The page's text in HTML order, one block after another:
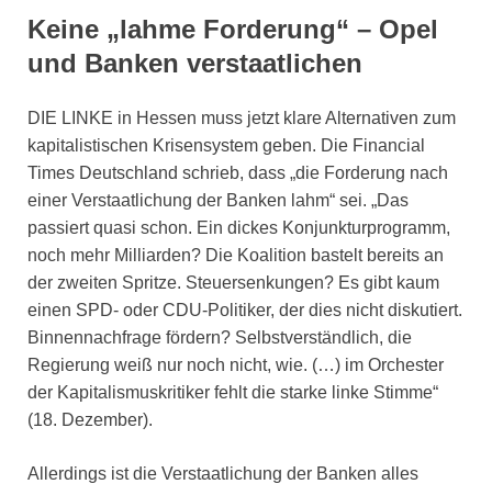
Keine „lahme Forderung“ – Opel
und Banken verstaatlichen
DIE LINKE in Hessen muss jetzt klare Alternativen zum
kapitalistischen Krisensystem geben. Die Financial
Times Deutschland schrieb, dass „die Forderung nach
einer Verstaatlichung der Banken lahm“ sei. „Das
passiert quasi schon. Ein dickes Konjunkturprogramm,
noch mehr Milliarden? Die Koalition bastelt bereits an
der zweiten Spritze. Steuersenkungen? Es gibt kaum
einen SPD- oder CDU-Politiker, der dies nicht diskutiert.
Binnennachfrage fördern? Selbstverständlich, die
Regierung weiß nur noch nicht, wie. (…) im Orchester
der Kapitalismuskritiker fehlt die starke linke Stimme“
(18. Dezember).
Allerdings ist die Verstaatlichung der Banken alles